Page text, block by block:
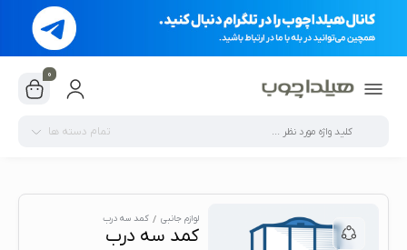
0
تمام دسته ها
لوازم جانبی کمد سه درب
کمد سه درب